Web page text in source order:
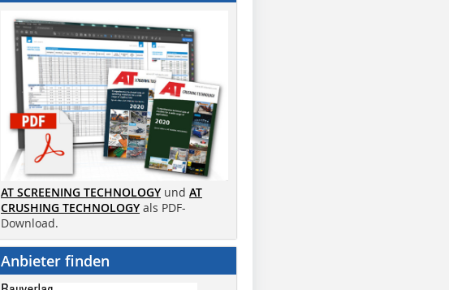
AT SCREENING TECHNOLOGY und AT
CRUSHING TECHNOLOGY als PDF-
Download.
Anbieter finden